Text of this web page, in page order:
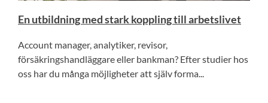
En utbildning med stark koppling till arbetslivet
Account manager, analytiker, revisor,
försäkringshandläggare eller bankman? Efter studier hos
oss har du många möjligheter att själv forma...